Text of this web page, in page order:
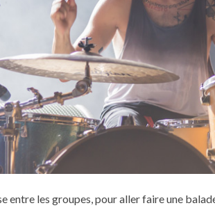
entre les groupes, pour aller faire une